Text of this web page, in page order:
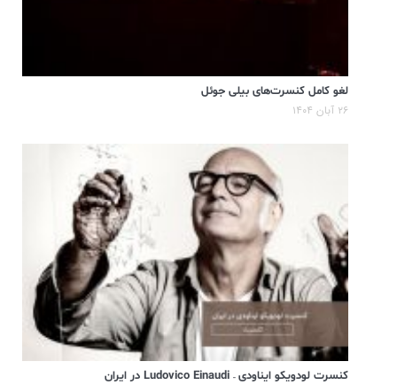
لغو کامل کنسرت‌های بیلی جوئل
۲۶ آبان ۱۴۰۴
کنسرت لودویکو ایناودی – Ludovico Einaudi در ایران